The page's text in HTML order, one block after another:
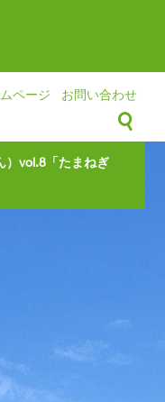
ページ お問い合わせ
）vol.8「たまねぎ